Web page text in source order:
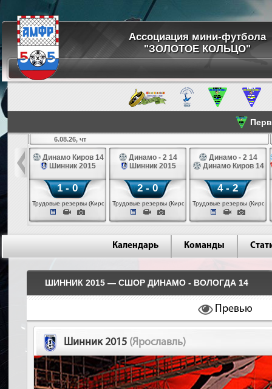
Ассоциация мини-футбола
"ЗОЛОТОЕ КОЛЬЦО"
14
6.08.26, чт
Динамо Киров 14
Шинник 2015
1 - 0
Трудовые резервы (Киров)
Динамо - 2 14
Шинник 2015
2 - 0
Трудовые резервы (Киров)
Динамо - 2 14
Динамо Киров 14
4 - 2
Трудовые резервы (Киров)
Календарь Команды
ШИННИК 2015 — СШОР ДИНАМО - ВОЛОГДА 14
Превью
Шинник 2015 (Ярославль)